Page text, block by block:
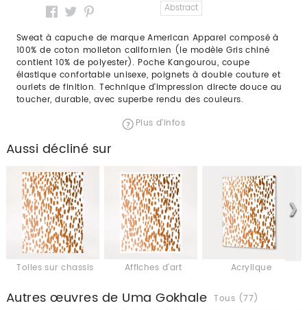
Abstract
Sweat à capuche de marque American Apparel composé à
100% de coton molleton californien (le modèle Gris chiné
contient 10% de polyester). Poche Kangourou, coupe
élastique confortable unisexe, poignets à double couture et
ourlets de finition. Technique d'impression directe douce au
toucher, durable, avec superbe rendu des couleurs.
Plus d'infos
Aussi décliné sur
Toiles sur chassis Affiches d'art Acrylique
Autres œuvres de Uma Gokhale Tous (77)